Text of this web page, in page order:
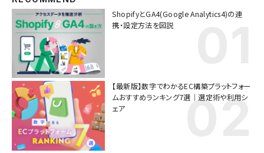
ShopifyとGA4(Google Analytics4)の連
携・設定方法を図説
【最新版】数字でわかるEC構築プラットフォー
ムおすすめランキング7選｜選定術や利用シ
ェア